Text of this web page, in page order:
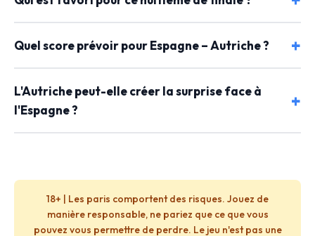
Quel score prévoir pour Espagne – Autriche ?
L'Autriche peut-elle créer la surprise face à
l'Espagne ?
18+ | Les paris comportent des risques. Jouez de
manière responsable, ne pariez que ce que vous
pouvez vous permettre de perdre. Le jeu n'est pas une